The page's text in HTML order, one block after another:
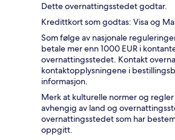
Dette overnattingsstedet godtar.
Kredittkort som godtas: Visa og
Som følge av nasjonale
betale mer enn 1000 EUR i
overnattingsstedet. Kontakt
kontaktopplysningene i
informasjon.
Merk at kulturelle normer og
avhengig av land og
overnattingsstedet som har
oppgitt.